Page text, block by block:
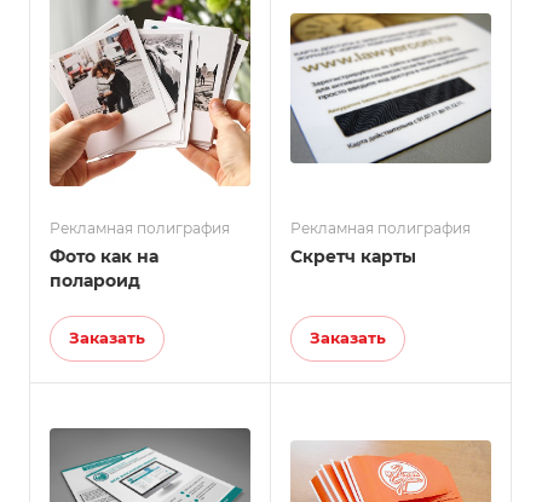
Рекламная полиграфия
Фото как на
полароид
Заказать
Рекламная полиграфия
Скретч карты
Заказать